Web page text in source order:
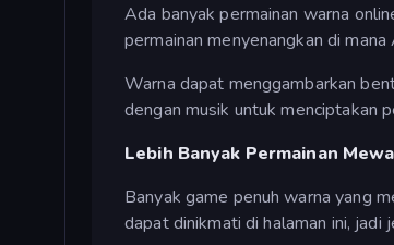
Ada banyak permainan warna
permainan menyenangkan di
Warna dapat menggambarkan
dengan musik untuk menciptakan
Lebih Banyak Permainan
Banyak game penuh warna yang
dapat dinikmati di halaman ini,